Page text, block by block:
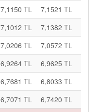
7,1150 TL
7,1521 TL
7,1012 TL
7,1382 TL
7,0206 TL
7,0572 TL
6,9264 TL
6,9625 TL
6,7681 TL
6,8033 TL
6,7071 TL 6,7420 TL